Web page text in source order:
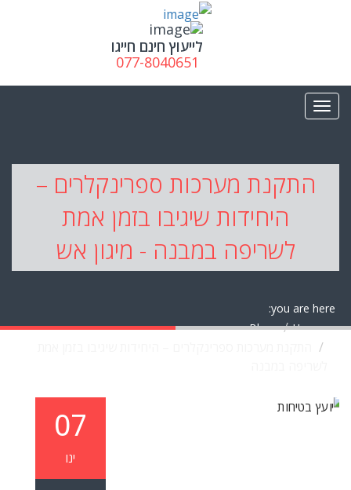
לייעוץ חינם חייגו
077-8040651
התקנת מערכות ספרינקלרים –
היחידות שיגיבו בזמן אמת
לשריפה במבנה - מיגון אש
you are here:
Home
Blog
07
ינו